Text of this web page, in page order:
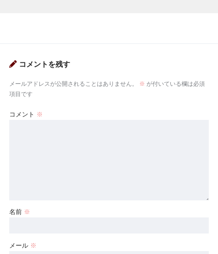
コメントを残す
メールアドレスが公開されることはありません。 ※ が付いている欄は必須
項目です
コメント ※
名前 ※
メール ※